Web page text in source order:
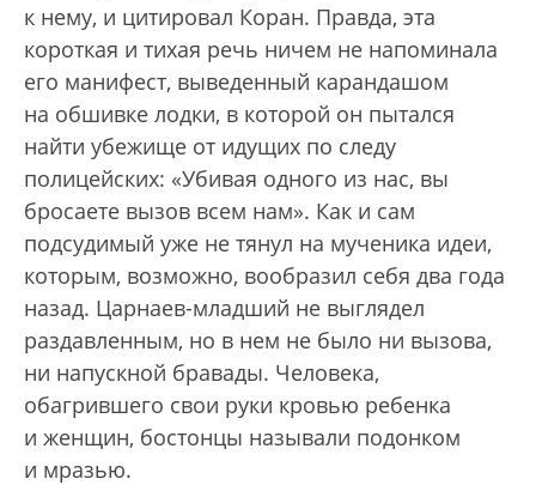
к нему, и цитировал Коран. Правда, эта
короткая и тихая речь ничем не напоминала
его манифест, выведенный карандашом
на обшивке лодки, в которой он пытался
найти убежище от идущих по следу
полицейских: «Убивая одного из нас, вы
бросаете вызов всем нам». Как и сам
подсудимый уже не тянул на мученика идеи,
которым, возможно, вообразил себя два года
назад. Царнаев-младший не выглядел
раздавленным, но в нем не было ни вызова,
ни напускной бравады. Человека,
обагрившего свои руки кровью ребенка
и женщин, бостонцы называли подонком
и мразью.